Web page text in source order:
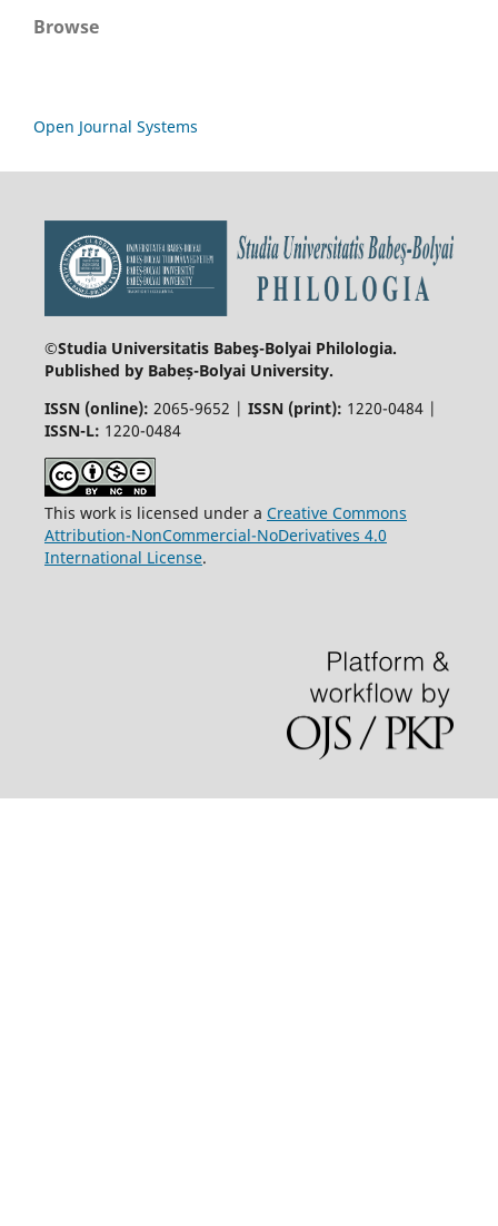
Browse
Open Journal Systems
©Studia Universitatis Babeş-Bolyai Philologia.
Published by Babeș-Bolyai University.
ISSN (online): 2065-9652 | ISSN (print): 1220-0484 |
ISSN-L: 1220-0484
This work is licensed under a Creative Commons
Attribution-NonCommercial-NoDerivatives 4.0
International License.